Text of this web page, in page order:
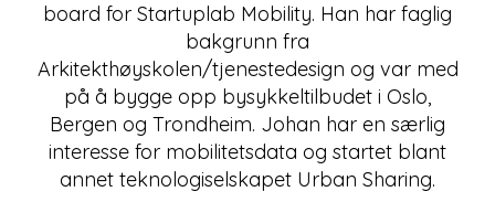
board for Startuplab Mobility. Han har faglig
bakgrunn fra
Arkitekthøyskolen/tjenestedesign og var med
på å bygge opp bysykkeltilbudet i Oslo,
Bergen og Trondheim. Johan har en særlig
interesse for mobilitetsdata og startet blant
annet teknologiselskapet Urban Sharing.